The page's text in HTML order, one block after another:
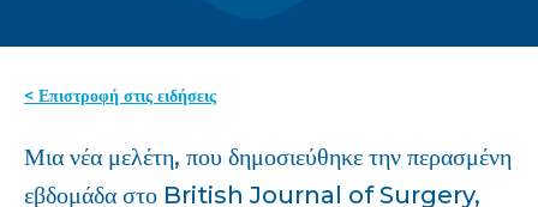
< Επιστροφή στις ειδήσεις
Μια νέα μελέτη, που δημοσιεύθηκε την περασμένη
εβδομάδα στο British Journal of Surgery,